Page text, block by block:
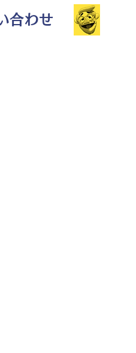
合わせ